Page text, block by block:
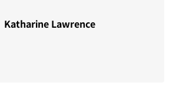
Katharine Lawrence